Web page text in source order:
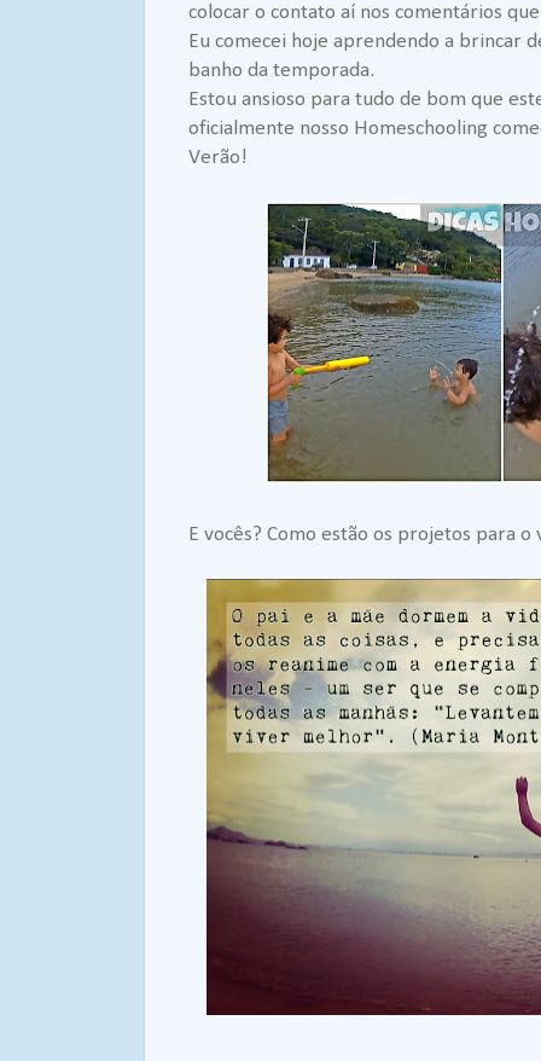
colocar o contato aí nos comentários
Eu comecei hoje aprendendo a brincar
banho da temporada.
Estou ansioso para tudo de bom que
oficialmente nosso Homeschooling
Verão!
E vocês? Como estão os projetos para o